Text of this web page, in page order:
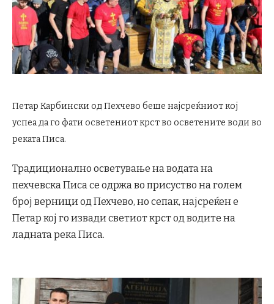
Петар Карбински од Пехчево беше најсреќниот кој
успеа да го фати осветениот крст во осветените води во
реката Писа.
Традиционално осветување на водата на
пехчевска Писа се одржа во присуство на голем
број верници од Пехчево, но сепак, најсреќен е
Петар кој го извади светиот крст од водите на
ладната река Писа.